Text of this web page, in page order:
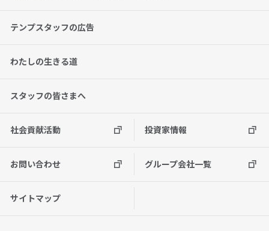
テンプスタッフの広告
わたしの生きる道
スタッフの皆さまへ
社会貢献活動 投資家情報
お問い合わせ グループ会社一覧
サイトマップ